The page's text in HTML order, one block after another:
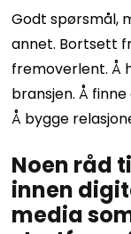
Godt spørsmål,
annet. Bortsett
fremoverlent. Å
bransjen. Å
Å bygge
Noen råd
innen
media